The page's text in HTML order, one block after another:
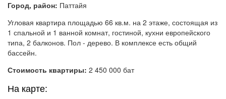
Город, район: Паттайя
Угловая квартира площадью 66 кв.м. на 2 этаже, состоящая из
1 спальной и 1 ванной комнат, гостиной, кухни европейского
типа, 2 балконов. Пол - дерево. В комплексе есть общий
бассейн.
Стоимость квартиры: 2 450 000 бат
На карте: